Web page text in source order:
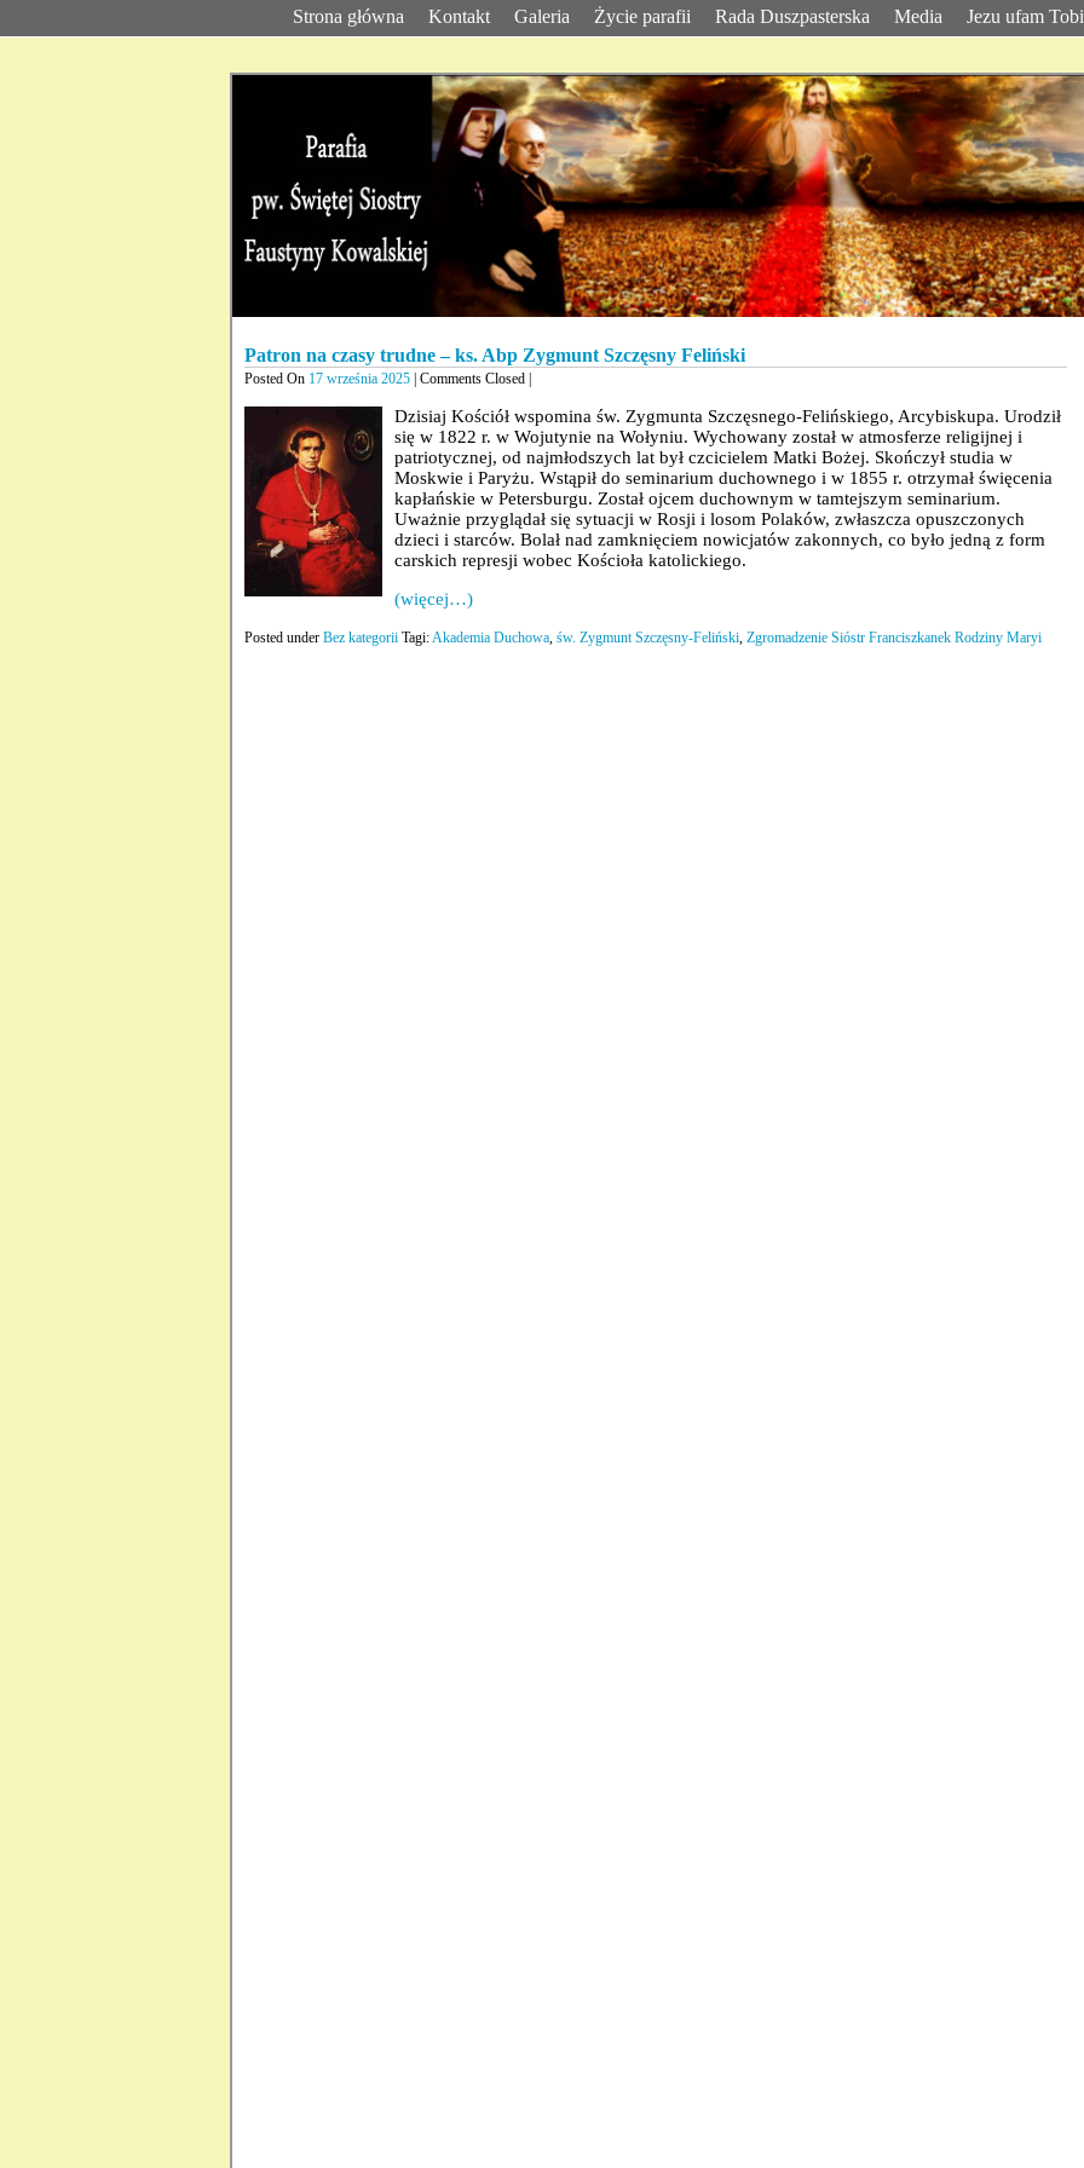
Strona główna Kontakt Galeria Życie parafii Rada Duszpasterska Media Jezu ufam
Patron na czasy trudne – ks. Abp Zygmunt Szczęsny Feliński
Posted On 17 września 2025 | Comments Closed |
Dzisiaj Kościół wspomina św. Zygmunta Szczęsnego-Felińskiego, Arcybiskupa. Urodził
się w 1822 r. w Wojutynie na Wołyniu. Wychowany został w atmosferze religijnej i
patriotycznej, od najmłodszych lat był czcicielem Matki Bożej. Skończył studia w
Moskwie i Paryżu. Wstąpił do seminarium duchownego i w 1855 r. otrzymał święcenia
kapłańskie w Petersburgu. Został ojcem duchownym w tamtejszym seminarium.
Uważnie przyglądał się sytuacji w Rosji i losom Polaków, zwłaszcza opuszczonych
dzieci i starców. Bolał nad zamknięciem nowicjatów zakonnych, co było jedną z form
carskich represji wobec Kościoła katolickiego.
(więcej…)
Posted under Bez kategorii Tagi:Akademia Duchowa, św. Zygmunt Szczęsny-Feliński, Zgromadzenie Sióstr Franciszkanek Rodziny Maryi